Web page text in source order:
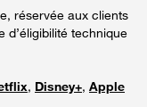
réservée aux clients
d’éligibilité technique
, Disney+, Apple